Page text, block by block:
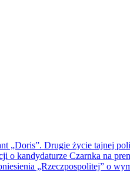
„Doris”. Drugie życie tajnej
o kandydaturze Czarnka na
„Rzeczpospolitej” o